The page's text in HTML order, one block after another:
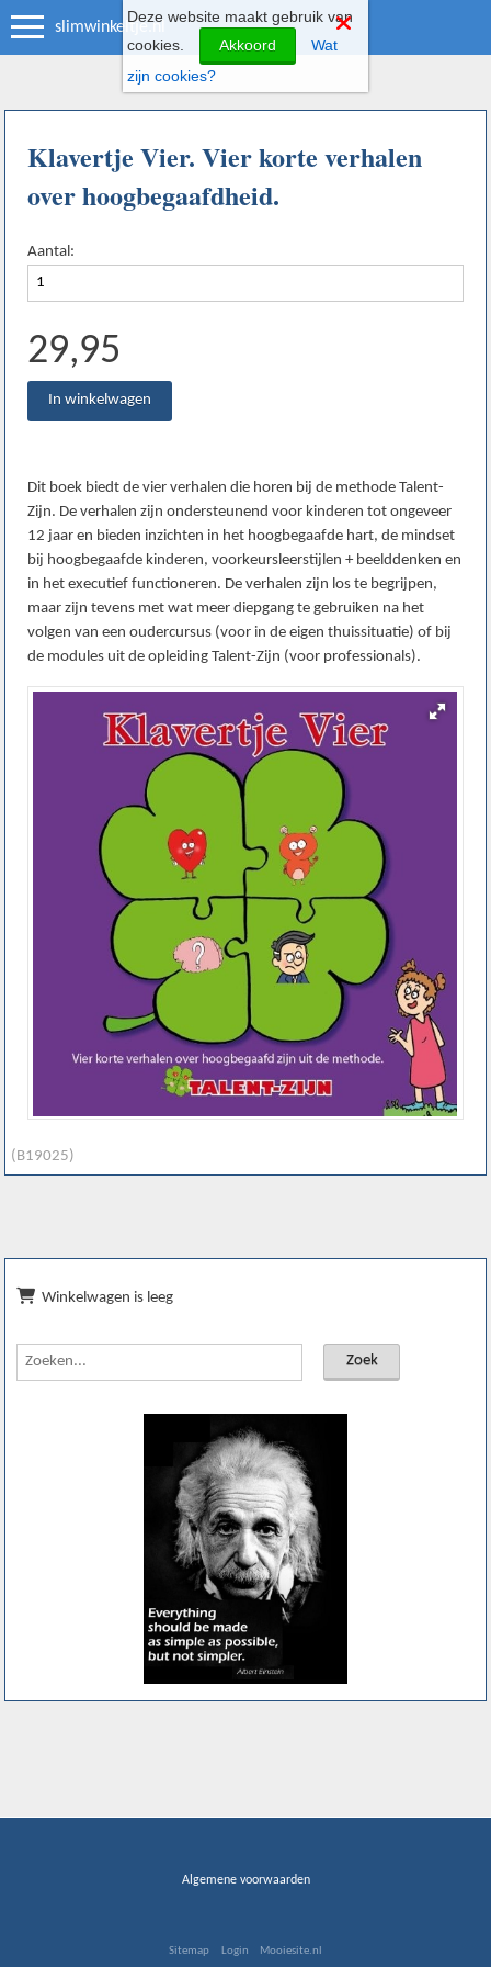
slimwinkeltje.nl
(B19025)
Klavertje Vier. Vier korte verhalen
over hoogbegaafdheid.
Aantal:
29,95
Dit boek biedt de vier verhalen die horen bij de methode Talent-
Zijn. De verhalen zijn ondersteunend voor kinderen tot ongeveer
12 jaar en bieden inzichten in het hoogbegaafde hart, de mindset
bij hoogbegaafde kinderen, voorkeursleerstijlen + beelddenken en
in het executief functioneren. De verhalen zijn los te begrijpen,
maar zijn tevens met wat meer diepgang te gebruiken na het
volgen van een oudercursus (voor in de eigen thuissituatie) of bij
de modules uit de opleiding Talent-Zijn (voor professionals).
Winkelwagen is leeg
Algemene voorwaarden
Sitemap Login Mooiesite.nl
Deze website maakt gebruik van
cookies.
Akkoord
Wat
zijn cookies?